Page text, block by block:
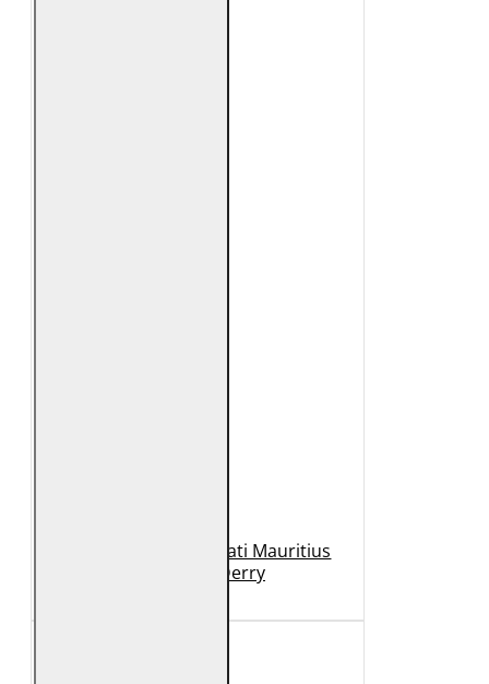
Geaca de Piele Barbati Mauritius
Neagra GBDerry